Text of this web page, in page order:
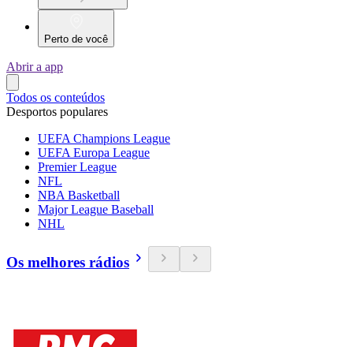
Perto de você
Abrir a app
Todos os conteúdos
Desportos populares
UEFA Champions League
UEFA Europa League
Premier League
NFL
NBA Basketball
Major League Baseball
NHL
Os melhores rádios